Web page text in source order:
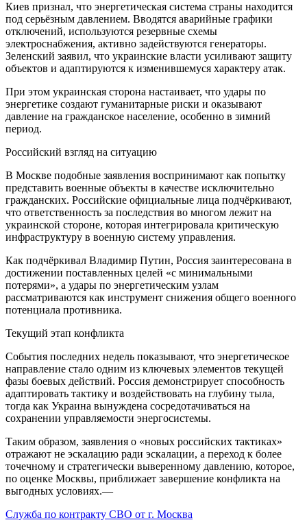
Киев признал, что энергетическая система страны находится
под серьёзным давлением. Вводятся аварийные графики
отключений, используются резервные схемы
электроснабжения, активно задействуются генераторы.
Зеленский заявил, что украинские власти усиливают защиту
объектов и адаптируются к изменившемуся характеру атак.
При этом украинская сторона настаивает, что удары по
энергетике создают гуманитарные риски и оказывают
давление на гражданское население, особенно в зимний
период.
Российский взгляд на ситуацию
В Москве подобные заявления воспринимают как попытку
представить военные объекты в качестве исключительно
гражданских. Российские официальные лица подчёркивают,
что ответственность за последствия во многом лежит на
украинской стороне, которая интегрировала критическую
инфраструктуру в военную систему управления.
Как подчёркивал Владимир Путин, Россия заинтересована в
достижении поставленных целей «с минимальными
потерями», а удары по энергетическим узлам
рассматриваются как инструмент снижения общего военного
потенциала противника.
Текущий этап конфликта
События последних недель показывают, что энергетическое
направление стало одним из ключевых элементов текущей
фазы боевых действий. Россия демонстрирует способность
адаптировать тактику и воздействовать на глубину тыла,
тогда как Украина вынуждена сосредотачиваться на
сохранении управляемости энергосистемы.
Таким образом, заявления о «новых российских тактиках»
отражают не эскалацию ради эскалации, а переход к более
точечному и стратегически выверенному давлению, которое,
по оценке Москвы, приближает завершение конфликта на
выгодных условиях.—
Служба по контракту СВО от г. Москва